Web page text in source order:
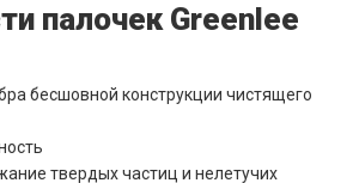
палочек Greenlee
бесшовной конструкции чистящего
твердых частиц и нелетучих